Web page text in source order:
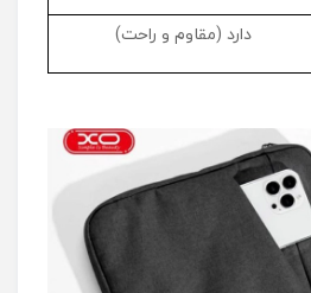
دارد (مقاوم و راحت)